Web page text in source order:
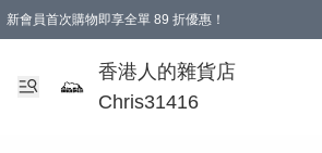
新會員首次購物即享全單 89 折優惠！
購物滿 HKD 499.00即享免運費優惠！（適用於 本地送
【滿 $300 專屬驚喜：無聲信物（最後一批）】
香港人的雜貨店
Chris31416